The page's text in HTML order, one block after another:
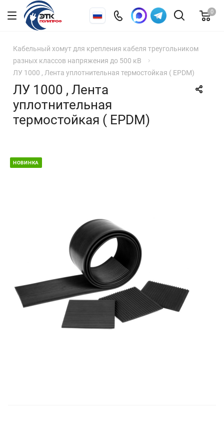
0
Кабельный хомут для крепления кабеля треугольником
разных классов напряжения до 500 кВ
ЛУ 1000 , Лента уплотнительная термостойкая ( EPDM)
ЛУ 1000 , Лента
уплотнительная
термостойкая ( EPDM)
НОВИНКА